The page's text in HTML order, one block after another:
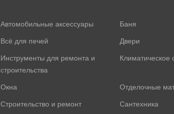
Автомобильные аксессуары Баня
Всё для печей Двери
Инструменты для ремонта и
строительства
Климатическое
Окна Отделочные
Строительство и ремонт Сантехника